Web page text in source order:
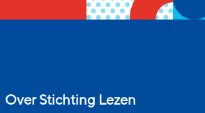
Over Stichting Lezen